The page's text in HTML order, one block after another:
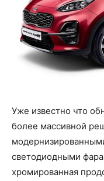
Уже известно что
более массивной
светодиодными
хромированная